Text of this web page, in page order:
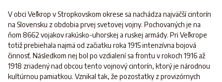
V obci Veľkrop v Stropkovskom okrese sa nachádza najväčší cintorín
na Slovensku z obdobia prvej svetovej vojny. Pochovaných je na
ňom 8662 vojakov rakúsko-uhorskej a ruskej armády. Pri Veľkrope
totiž prebiehala najmä od začiatku roka 1915 intenzívna bojová
činnosť. Následkom nej bol po vzdialení sa frontu v rokoch 1916 až
1918 zriadený nad obcou tento vojnový cintorín, ktorý je národnou
kultúrnou pamiatkou. Vznikal tak, že pozostatky z provizórnych